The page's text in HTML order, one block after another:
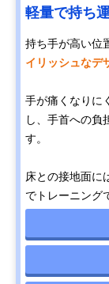
軽量で持ち
持ち手が高い位
イリッシュなデ
手が痛くなりに
し、手首への負
す。
床との接地面に
でトレーニング